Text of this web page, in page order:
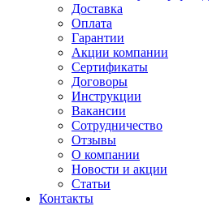
Доставка
Оплата
Гарантии
Акции компании
Сертификаты
Договоры
Инструкции
Вакансии
Сотрудничество
Отзывы
О компании
Новости и акции
Статьи
Контакты